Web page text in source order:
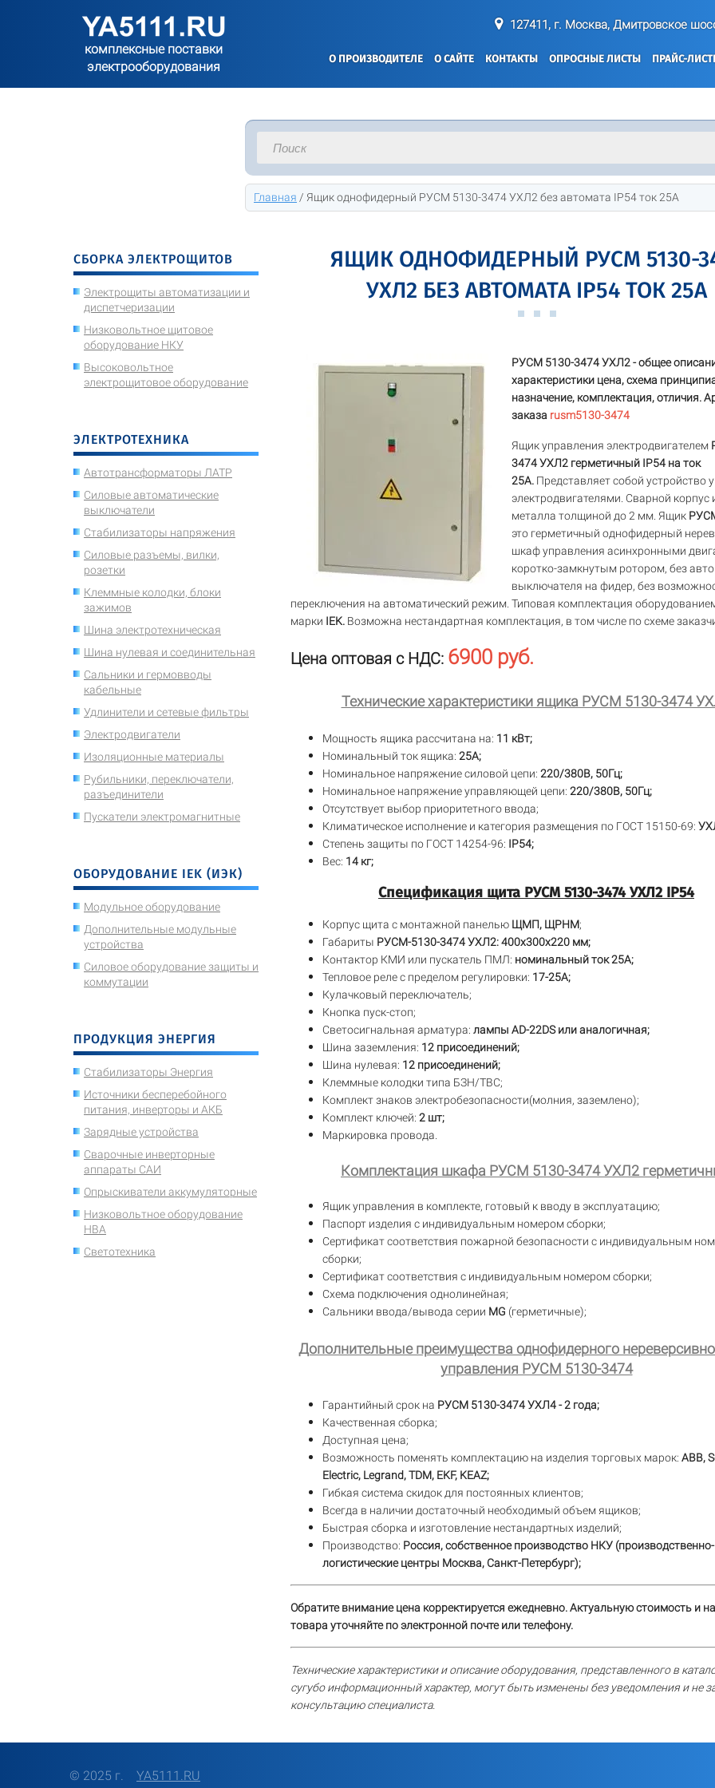
127411, г. Москва, Дмитровское
комплексные поставки
электрооборудования
О ПРОИЗВОДИТЕЛЕ О САЙТЕ КОНТАКТЫ ОПРОСНЫЕ ЛИСТЫ ПРАЙС-
Главная / Ящик однофидерный РУСМ 5130-3474 УХЛ2 без автомата IP54 ток 25А
СБОРКА ЭЛЕКТРОЩИТОВ
Электрощиты автоматизации и
диспетчеризации
Низковольтное щитовое
оборудование НКУ
Высоковольтное
электрощитовое оборудование
ЭЛЕКТРОТЕХНИКА
Автотрансформаторы ЛАТР
Силовые автоматические
выключатели
Стабилизаторы напряжения
Силовые разъемы, вилки,
розетки
Клеммные колодки, блоки
зажимов
Шина электротехническая
Шина нулевая и соединительная
Сальники и гермовводы
кабельные
Удлинители и сетевые фильтры
Электродвигатели
Изоляционные материалы
Рубильники, переключатели,
разъединители
Пускатели электромагнитные
ОБОРУДОВАНИЕ IEK (ИЭК)
Модульное оборудование
Дополнительные модульные
устройства
Силовое оборудование защиты и
коммутации
ПРОДУКЦИЯ ЭНЕРГИЯ
Стабилизаторы Энергия
Источники бесперебойного
питания, инверторы и АКБ
Зарядные устройства
Сварочные инверторные
аппараты САИ
Опрыскиватели аккумуляторные
Низковольтное оборудование
НВА
Светотехника
ЯЩИК ОДНОФИДЕРНЫЙ РУСМ 5130-
УХЛ2 БЕЗ АВТОМАТА IP54 ТОК 25А
РУСМ 5130-3474 УХЛ2 - общее
характеристики цена, схема
назначение, комплектация, отличия.
заказа rusm5130-3474
Ящик управления электродвигателем
3474 УХЛ2 герметичный IP54 на ток
25А. Представляет собой устройство
электродвигателями. Сварной корпус
металла толщиной до 2 мм. Ящик
это герметичный однофидерный
шкаф управления асинхронными
коротко-замкнутым ротором, без
выключателя на фидер, без
переключения на автоматический режим. Типовая комплектация
марки IEK. Возможна нестандартная комплектация, в том числе по схеме
Цена оптовая с НДС: 6900 руб.
Технические характеристики ящика РУСМ 5130-3474
Мощность ящика рассчитана на: 11 кВт;
Номинальный ток ящика: 25А;
Номинальное напряжение силовой цепи: 220/380В, 50Гц;
Номинальное напряжение управляющей цепи: 220/380В, 50Гц;
Отсутствует выбор приоритетного ввода;
Климатическое исполнение и категория размещения по ГОСТ 15150-69:
Степень защиты по ГОСТ 14254-96: IP54;
Вес: 14 кг;
Спецификация щита РУСМ 5130-3474 УХЛ2 IP54
Корпус щита с монтажной панелью ЩМП, ЩРНМ;
Габариты РУСМ-5130-3474 УХЛ2: 400х300х220 мм;
Контактор КМИ или пускатель ПМЛ: номинальный ток 25А;
Тепловое реле с пределом регулировки: 17-25А;
Кулачковый переключатель;
Кнопка пуск-стоп;
Светосигнальная арматура: лампы AD-22DS или аналогичная;
Шина заземления: 12 присоединений;
Шина нулевая: 12 присоединений;
Клеммные колодки типа БЗН/ТВС;
Комплект знаков электробезопасности(молния, заземлено);
Комплект ключей: 2 шт;
Маркировка провода.
Комплектация шкафа РУСМ 5130-3474 УХЛ2
Ящик управления в комплекте, готовый к вводу в эксплуатацию;
Паспорт изделия с индивидуальным номером сборки;
Сертификат соответствия пожарной безопасности с индивидуальным
сборки;
Сертификат соответствия с индивидуальным номером сборки;
Схема подключения однолинейная;
Сальники ввода/вывода серии MG (герметичные);
Дополнительные преимущества однофидерного
управления РУСМ 5130-3474
Гарантийный срок на РУСМ 5130-3474 УХЛ4 - 2 года;
Качественная сборка;
Доступная цена;
Возможность поменять комплектацию на изделия торговых марок: ABB,
Electric, Legrand, TDM, EKF, KEAZ;
Гибкая система скидок для постоянных клиентов;
Всегда в наличии достаточный необходимый объем ящиков;
Быстрая сборка и изготовление нестандартных изделий;
Производство: Россия, собственное производство НКУ (производственно-
логистические центры Москва, Санкт-Петербург);
Обратите внимание цена корректируется ежедневно. Актуальную стоимость и
товара уточняйте по электронной почте или телефону.
Технические характеристики и описание оборудования, представленного в
сугубо информационный характер, могут быть изменены без уведомления и не
консультацию специалиста.
© 2025 г. YA5111.RU